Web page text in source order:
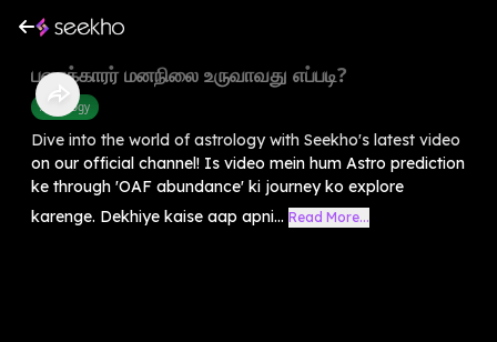
பணக்காரர் மனநிலை உருவாவது எப்படி?
Astrology
Dive into the world of astrology with Seekho's latest video
on our official channel! Is video mein hum Astro prediction
ke through 'OAF abundance' ki journey ko explore
karenge. Dekhiye kaise aap apni... Read More...